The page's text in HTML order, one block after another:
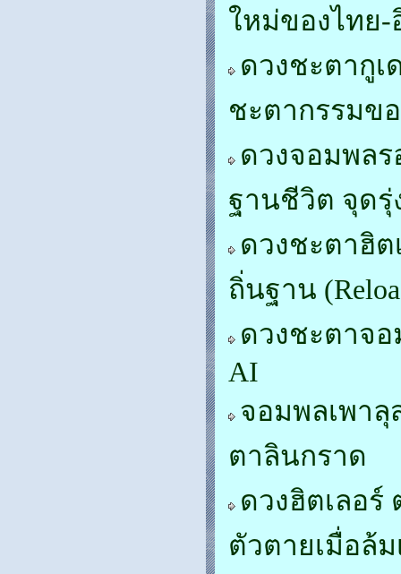
ใหม่ของไทย-
ดวงชะตากูเ
ชะตากรรมข
ดวงจอมพลร
ฐานชีวิต จุดรุ่
ดวงชะตาฮิต
ถิ่นฐาน
ดวงชะตาจอ
AI
จอมพลเพา
ตาลินกราด
ดวงฮิตเลอร์
ตัวตายเมื่อล้ม